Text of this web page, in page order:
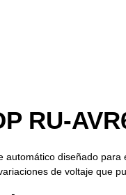
RU-
diseñado para
de voltaje que